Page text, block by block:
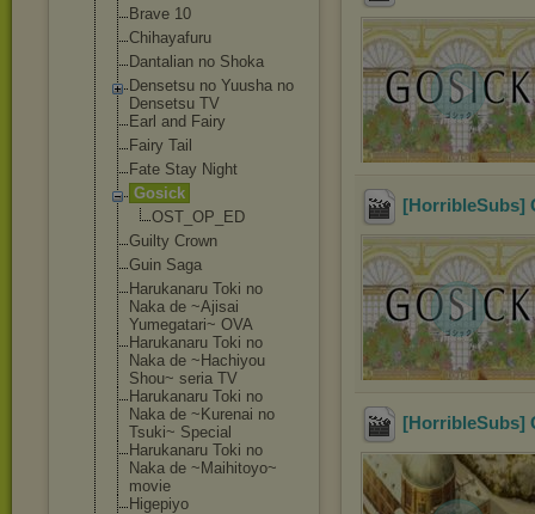
Brave 10
Chihayafuru
Dantalian no Shoka
Densetsu no Yuusha no
Densetsu TV
Earl and Fairy
Fairy Tail
Fate Stay Night
Gosick
OST_OP_ED
Guilty Crown
Guin Saga
Harukanaru Toki no
Naka de ~Ajisai
Yumegatari~ OVA
Harukanaru Toki no
Naka de ~Hachiyou
Shou~ seria TV
Harukanaru Toki no
Naka de ~Kurenai no
Tsuki~ Special
Harukanaru Toki no
Naka de ~Maihitoyo~
movie
Higepiyo
[HorribleSubs]
[HorribleSubs]